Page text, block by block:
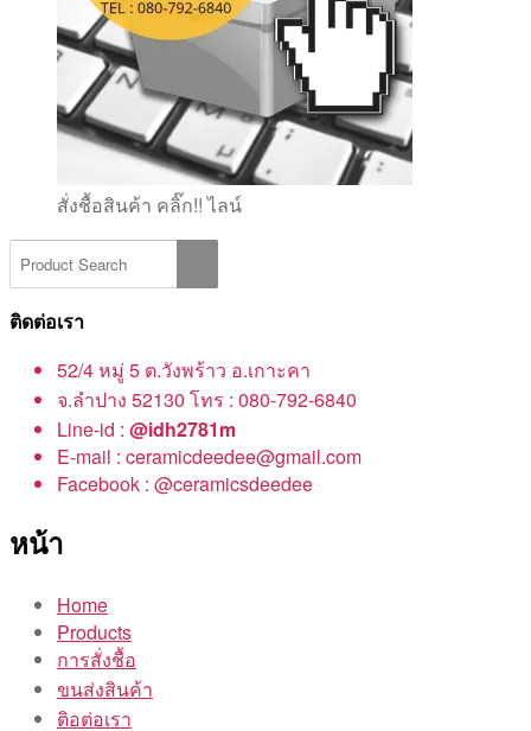
สั่งชื้อสินค้า คลิ๊ก!! ไลน์
ติดต่อเรา
52/4 หมู่ 5 ต.วังพร้าว อ.เกาะคา
จ.ลำปาง 52130 โทร : 080-792-6840
Line-id : @idh2781m
E-mail : ceramicdeedee@gmail.com
Facebook : @ceramicsdeedee
หน้า
Home
Products
การสั่งชื้อ
ขนส่งสินค้า
ติอต่อเรา